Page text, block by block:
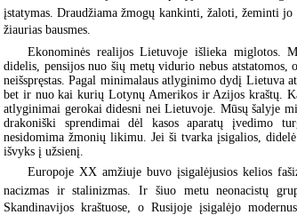
įstatymas. Draudžiama žmogų kankinti, žaloti, žeminti
žiaurias bausmes.
Ekonominės realijos Lietuvoje išlieka miglotos.
didelis, pensijos nuo šių metų vidurio nebus
neišspręstas. Pagal minimalaus atlyginimo dydį Lietuva
bet ir nuo kai kurių Lotynų Amerikos ir Azijos kraštų.
atlyginimai gerokai didesni nei Lietuvoje. Mūsų šalyje
drakoniški sprendimai dėl kasos aparatų įvedimo
nesidomima žmonių likimu. Jei ši tvarka įsigalios,
išvyks į užsienį.
Europoje XX amžiuje buvo įsigalėjusios kelios
nacizmas ir stalinizmas. Ir šiuo metu neonacistų
Skandinavijos kraštuose, o Rusijoje įsigalėjo